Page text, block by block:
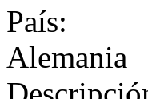
País:
Alemania